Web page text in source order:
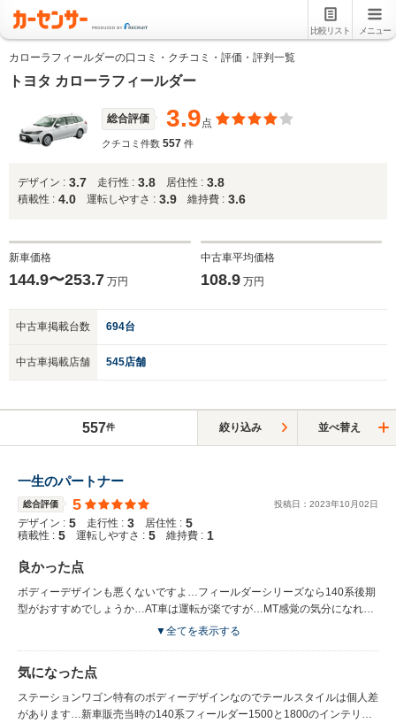
比較リスト メニュー
カローラフィールダーの口コミ・クチコミ・評価・評判一覧
トヨタ カローラフィールダー
総合評価 3.9点
クチコミ件数 557 件
デザイン : 3.7 走行性 : 3.8 居住性 : 3.8
積載性 : 4.0 運転しやすさ : 3.9 維持費 : 3.6
新車価格
144.9〜253.7 万円
中古車平均価格
108.9万円
中古車掲載台数 694台
中古車掲載店舗 545店舗
557件 絞り込み 並べ替え
一生のパートナー
総合評価 5 投稿日： 2023年10 月02日
デザイン : 5 走行性 : 3 居住性 : 5
積載性 : 5 運転しやすさ : 5 維持費 : 1
良かった点
ボディーデザインも悪くないですよ…フィールダーシリーズなら140系後期
型がおすすめでしょうか…AT車は運転が楽ですが…MT感覚の気分になれる
のが1800クラスのCVT車両がおすすめですよ！
▼全てを表示する
気になった点
ステーションワゴン特有のボディーデザインなのでテールスタイルは個人差
があります…新車販売当時の140系フィールダー1500と1800のインテリア